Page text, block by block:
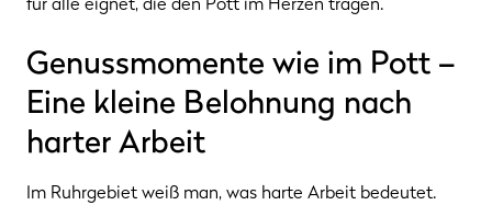
Genussmomente wie im Pott –
Eine kleine Belohnung nach
harter Arbeit
Im Ruhrgebiet weiß man, was harte Arbeit bedeutet.